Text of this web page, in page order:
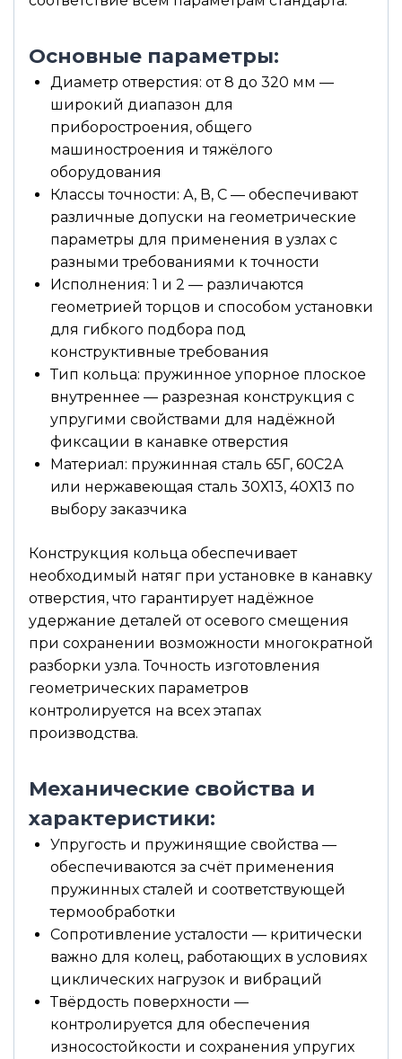
Основные параметры:
Диаметр отверстия: от 8 до 320 мм —
широкий диапазон для
приборостроения, общего
машиностроения и тяжёлого
оборудования
Классы точности: А, В, С — обеспечивают
различные допуски на геометрические
параметры для применения в узлах с
разными требованиями к точности
Исполнения: 1 и 2 — различаются
геометрией торцов и способом установки
для гибкого подбора под
конструктивные требования
Тип кольца: пружинное упорное плоское
внутреннее — разрезная конструкция с
упругими свойствами для надёжной
фиксации в канавке отверстия
Материал: пружинная сталь 65Г, 60С2А
или нержавеющая сталь 30Х13, 40Х13 по
выбору заказчика
Конструкция кольца обеспечивает
необходимый натяг при установке в канавку
отверстия, что гарантирует надёжное
удержание деталей от осевого смещения
при сохранении возможности многократной
разборки узла. Точность изготовления
геометрических параметров
контролируется на всех этапах
производства.
Механические свойства и
характеристики:
Упругость и пружинящие свойства —
обеспечиваются за счёт применения
пружинных сталей и соответствующей
термообработки
Сопротивление усталости — критически
важно для колец, работающих в условиях
циклических нагрузок и вибраций
Твёрдость поверхности —
контролируется для обеспечения
износостойкости и сохранения упругих